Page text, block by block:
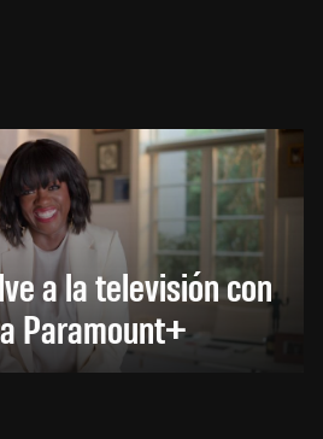
a la televisión con
Paramount+